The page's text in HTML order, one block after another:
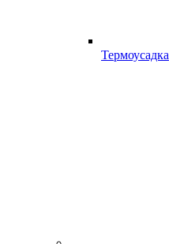
Термоусадка